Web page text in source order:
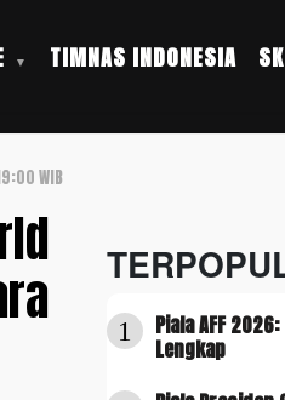
TIMNAS INDONESIA
WIB
1
Piala AFF
Lengkap